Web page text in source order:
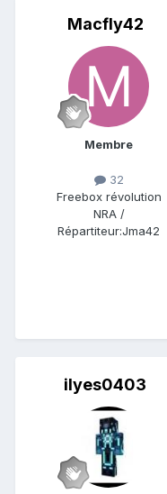
Macfly42
Membre
32
Freebox révolution
NRA /
Répartiteur:Jma42
ilyes0403